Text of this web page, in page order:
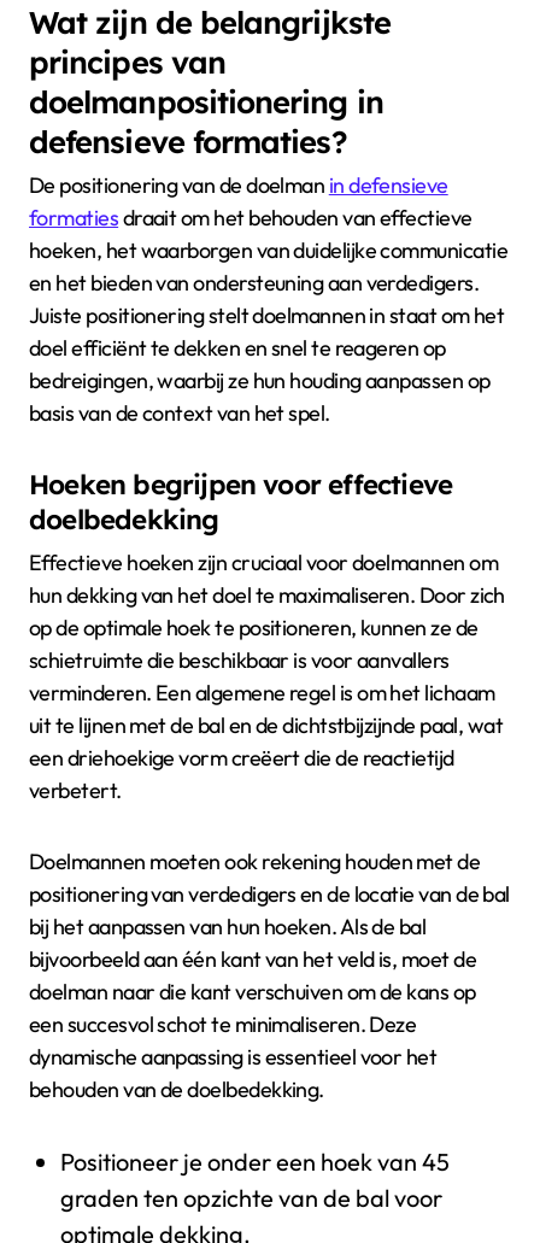
Wat zijn de belangrijkste
principes van
doelmanpositionering in
defensieve formaties?
De positionering van de doelman in defensieve
formatiesdraait om het behouden van effectieve
hoeken, het waarborgen van duidelijke communicatie
en het bieden van ondersteuning aan verdedigers.
Juiste positionering stelt doelmannen in staat om het
doel efficiënt te dekken en snel te reageren op
bedreigingen, waarbij ze hun houding aanpassen op
basis van de context van het spel.
Hoeken begrijpen voor effectieve
doelbedekking
Effectieve hoeken zijn cruciaal voor doelmannen om
hun dekking van het doel te maximaliseren. Door zich
op de optimale hoek te positioneren, kunnen ze de
schietruimte die beschikbaar is voor aanvallers
verminderen. Een algemene regel is om het lichaam
uit te lijnen met de bal en de dichtstbijzijnde paal, wat
een driehoekige vorm creëert die de reactietijd
verbetert.
Doelmannen moeten ook rekening houden met de
positionering van verdedigers en de locatie van de bal
bij het aanpassen van hun hoeken. Als de bal
bijvoorbeeld aan één kant van het veld is, moet de
doelman naar die kant verschuiven om de kans op
een succesvol schot te minimaliseren. Deze
dynamische aanpassing is essentieel voor het
behouden van de doelbedekking.
Positioneer je onder een hoek van 45
graden ten opzichte van de bal voor
optimale dekking.